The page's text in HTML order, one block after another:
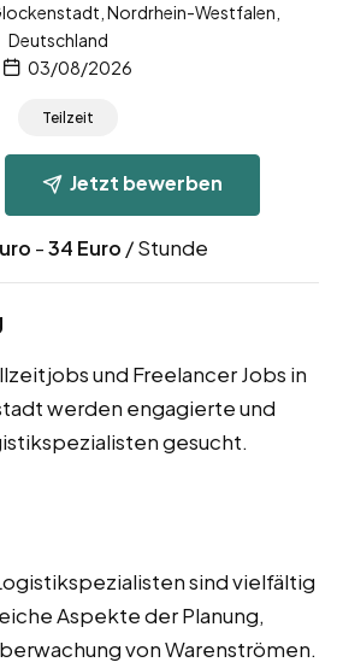
Nordrhein-Westfalen,
Deutschland
03/08/2026
Teilzeit
Jetzt bewerben
-34 Euro / Stunde
und Freelancer Jobs in
werden engagierte und
gesucht.
sind vielfältig
Aspekte der Planung,
von Warenströmen.